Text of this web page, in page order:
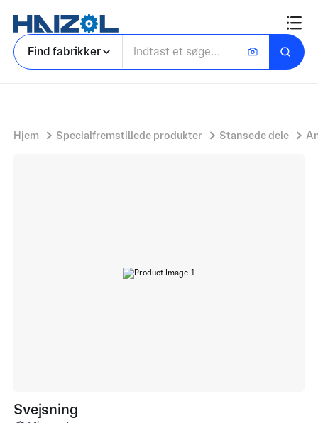
Find fabrikker
Hjem Specialfremstillede produkter Stansede dele
Svejsning